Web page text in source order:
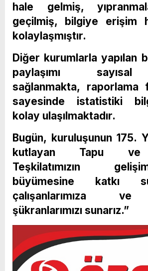
hale gelmiş,
geçilmiş, bilgiye erişim
kolaylaşmıştır.
Diğer kurumlarla yapılan
paylaşımı
sağlanmakta, raporlama
sayesinde istatistiki
kolay ulaşılmaktadır.
Bugün, kuruluşunun 175.
kutlayan Tapu ve
Teşkilatımızın
büyümesine katkı
çalışanlarımıza ve
şükranlarımızı sunarız.”